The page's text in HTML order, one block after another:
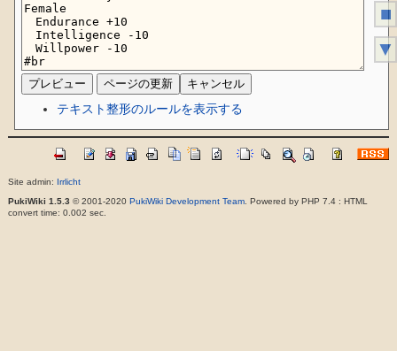
テキスト整形のルールを表示する
Site admin: Irrlicht
PukiWiki 1.5.3 © 2001-2020 PukiWiki Development Team. Powered by PHP 7.4 : HTML
convert time: 0.002 sec.
■
▼